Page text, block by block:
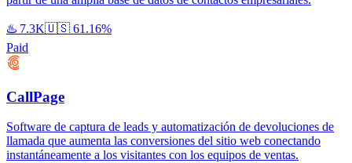
♨️ 7.3K🇺🇸 61.16%
Paid
CallPage
Software de captura de leads y automatización de devoluciones de
llamada que aumenta las conversiones del sitio web conectando
instantáneamente a los visitantes con los equipos de ventas.